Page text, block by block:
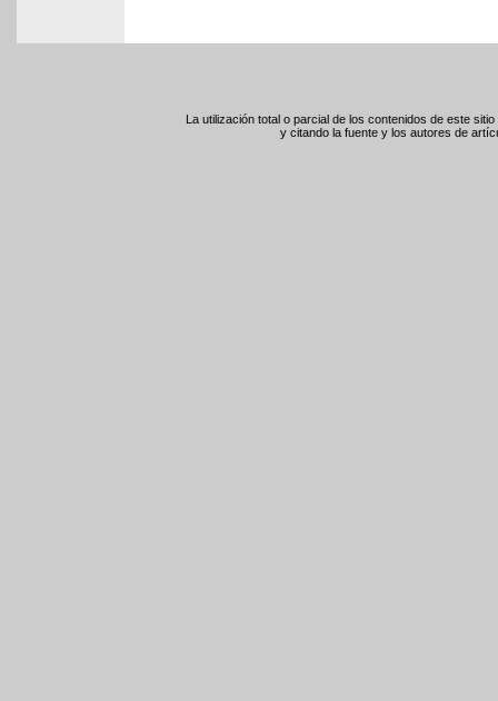
La utilización total o parcial de los contenidos de este
y citando la fuente y los autores de